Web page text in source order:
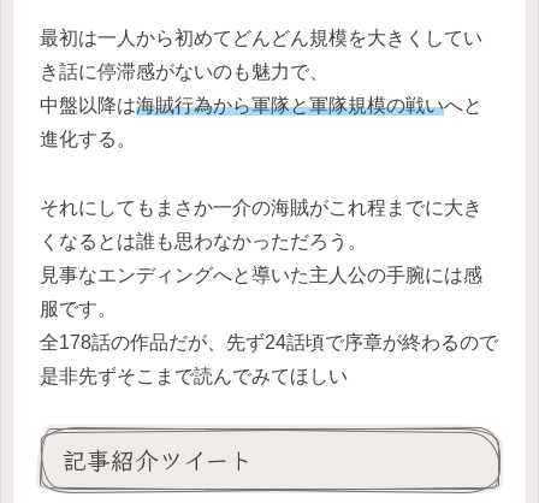
最初は一人から初めてどんどん規模を大きくしてい
き話に停滞感がないのも魅力で、
中盤以降は海賊行為から軍隊と軍隊規模の戦いへと
進化する。
それにしてもまさか一介の海賊がこれ程までに大き
くなるとは誰も思わなかっただろう。
見事なエンディングへと導いた主人公の手腕には感
服です。
全178話の作品だが、先ず24話頃で序章が終わるので
是非先ずそこまで読んでみてほしい
記事紹介ツイート